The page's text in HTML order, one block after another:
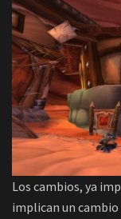
Los cambios, ya
implican un